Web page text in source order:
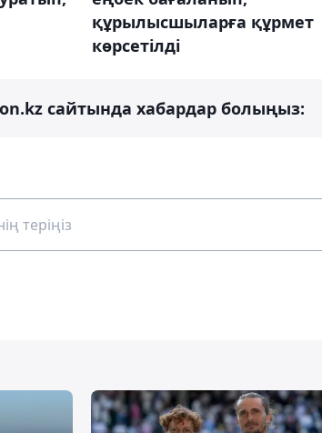
құрылысшыларға құрмет
көрсетілді
сайтында хабардар болыңыз: